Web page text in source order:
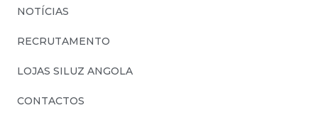
NOTÍCIAS
RECRUTAMENTO
LOJAS SILUZ ANGOLA
CONTACTOS